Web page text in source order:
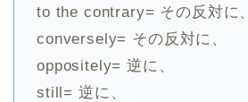
to the contrary= その反対に、
conversely= その反対に、
oppositely= 逆に、
still= 逆に、